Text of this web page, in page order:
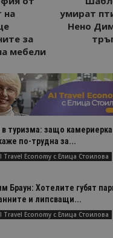
на
за
мебели
умират
Нено
в туризма: защо
по-трудна за...
Travel Economy с Елица Стоилова
Браун: Хотелите губят
и липсващи...
Travel Economy с Елица Стоилова